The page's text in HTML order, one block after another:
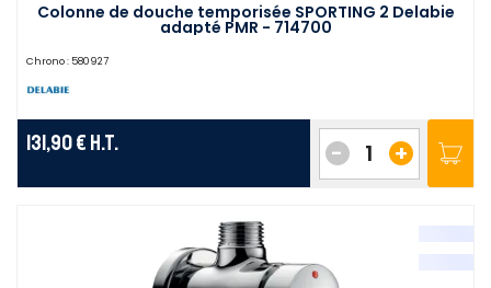
Colonne de douche temporisée SPORTING 2 Delabie
adapté PMR - 714700
Chrono : 580927
131,90 € H.T. +
-